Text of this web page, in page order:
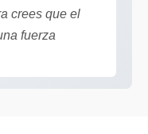
crees que el
fuerza